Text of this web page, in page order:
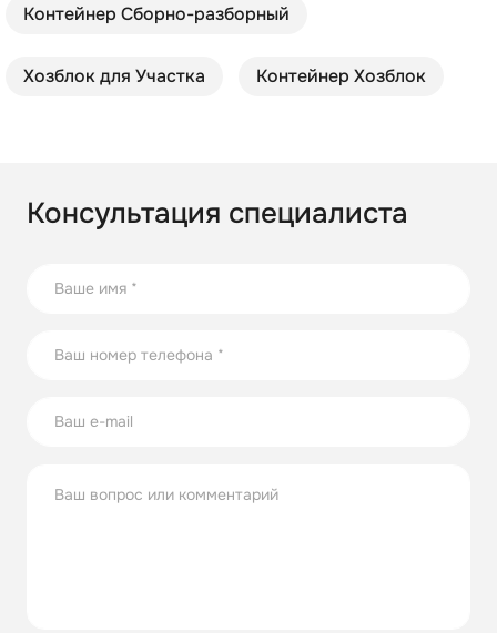
Контейнер Cборно-разборный
Хозблок для Участка Контейнер Хозблок
Консультация специалиста